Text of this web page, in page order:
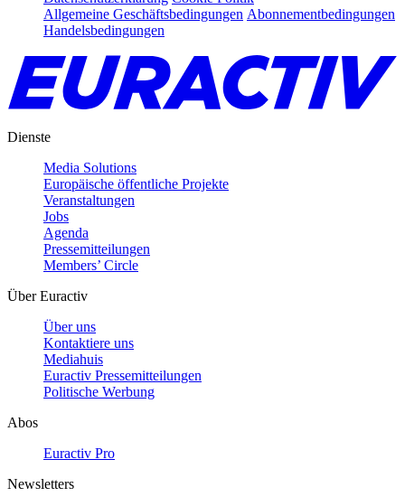
Allgemeine Geschäftsbedingungen Abonnementbedingungen
Handelsbedingungen
Dienste
Media Solutions
Europäische öffentliche Projekte
Veranstaltungen
Jobs
Agenda
Pressemitteilungen
Members’ Circle
Über Euractiv
Über uns
Kontaktiere uns
Mediahuis
Euractiv Pressemitteilungen
Politische Werbung
Abos
Euractiv Pro
Newsletters